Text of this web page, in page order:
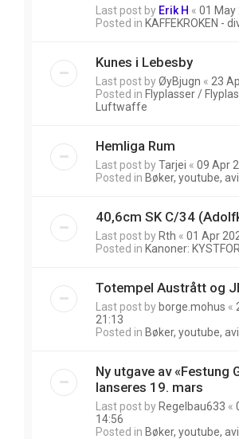
Last post by Erik H « 01 May
Posted in KAFFEKROKEN -
Kunes i Lebesby
Last post byØyBjugn « 23
Posted in Flyplasser /
Luftwaffe
Hemliga Rum
Last post byTarjei « 09 Apr
Posted in Bøker, youtube,
40,6cm SK C/34
Last post by Rth « 01 Apr
Posted in Kanoner:
Totempel Austrått og
Last post by borge.mohus «
21:13
Posted in Bøker, youtube,
Ny utgave av «Festung
lanseres 19. mars
Last post by Regelbau633 «
14:56
Posted in Bøker, youtube,